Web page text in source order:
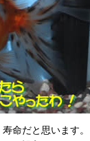
命だと思います。